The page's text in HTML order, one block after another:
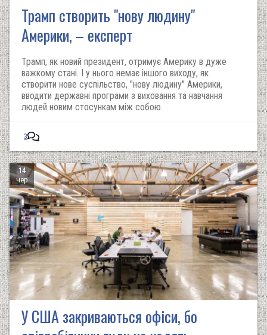
Трамп створить "нову людину"
Америки, – експерт
Трамп, як новий президент, отримує Америку в дуже
важкому стані. І у нього немає іншого виходу, як
створити нове суспільство, "нову людину" Америки,
вводити державні програми з виховання та навчання
людей новим стосункам між собою.
3
14
чер
У США закриваються офіси, бо